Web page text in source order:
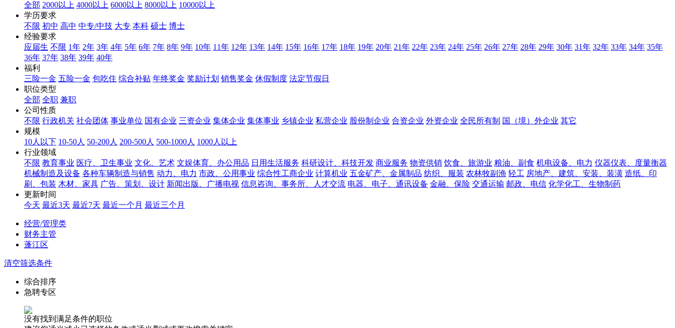
全部 2000以上 4000以上 6000以上 8000以上 10000以上
学历要求
不限 初中 高中 中专/中技 大专 本科 硕士 博士
经验要求
应届生 不限 1年 2年 3年 4年 5年 6年 7年 8年 9年 10年 11年 12年 13年 14年 15年 16年 17年 18年 19年 20年 21年 22年 23年 24年 25年 26年 27年 28年 29年 30年 31年 32年 33年 34年 35年
36年 37年 38年 39年 40年
福利
三险一金 五险一金 包吃住 综合补贴 年终奖金 奖励计划 销售奖金 休假制度 法定节假日
职位类型
全部 全职 兼职
公司性质
不限 行政机关 社会团体 事业单位 国有企业 三资企业 集体企业 集体事业 乡镇企业 私营企业 股份制企业 合资企业 外资企业 全民所有制 国（境）外企业 其它
规模
10人以下 10-50人 50-200人 200-500人 500-1000人 1000人以上
行业领域
不限 教育事业 医疗、卫生事业 文化、艺术 文娱体育、办公用品 日用生活服务 科研设计、科技开发 商业服务 物资供销 饮食、旅游业 粮油、副食 机电设备、电力 仪器仪表、度量衡器
机械制造及设备 各种车辆制造与销售 动力、电力 市政、公用事业 综合性工商企业 计算机业 五金矿产、金属制品 纺织、服装 农林牧副渔 轻工 房地产、建筑、安装、装潢 造纸、印
刷、包装 木材、家具 广告、策划、设计 新闻出版、广播电视 信息咨询、事务所、人才交流 电器、电子、通讯设备 金融、保险 交通运输 邮政、电信 化学化工、生物制药
更新时间
今天 最近3天 最近7天 最近一个月 最近三个月
经营/管理类
财务主管
蓬江区
清空筛选条件
综合排序
急聘专区
没有找到满足条件的职位